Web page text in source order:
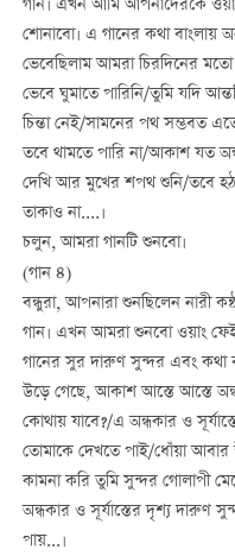
গান। এখন আমি আপনাদেরকে ওয়াং
শোনাবো। এ গানের কথা
ভেবেছিলাম আমরা চিরদিনের
ভেবে ঘুমাতে পারিনি/তুমি যদি
চিন্তা নেই/সামনের পথ সম্ভবত এতো
তবে থামতে পারি না/আকাশ যত
দেখি আর মুখের শপথ শুনি/তবে
তাকাও না....।
চলুন, আমরা গানটি শুনবো।
(গান ৪)
বন্ধুরা, আপনারা শুনছিলেন নারী
গান। এখন আমরা শুনবো ওয়াং
গানের সুর দারুণ সুন্দর এবং
উড়ে গেছে, আকাশ আস্তে আস্তে
কোথায় যাবে?/এ অন্ধকার ও
তোমাকে দেখতে পাই/ধোঁয়া
কামনা করি তুমি সুন্দর গোলাপী
অন্ধকার ও সূর্যাস্তের দৃশ্য দারুণ
পায়...।